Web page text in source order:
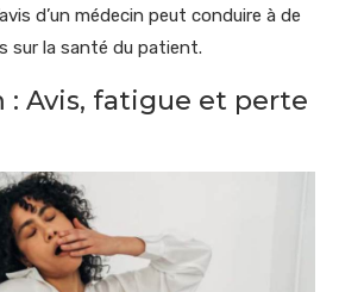
d’un médecin peut conduire à de
sur la santé du patient.
: Avis, fatigue et perte